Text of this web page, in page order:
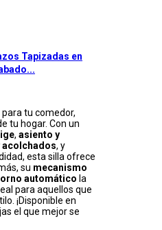
Tapizadas en
para tu comedor,
tu hogar. Con un
, asiento y
, y
esta silla ofrece
su mecanismo
automático la
para aquellos que
¡Disponible en
el que mejor se